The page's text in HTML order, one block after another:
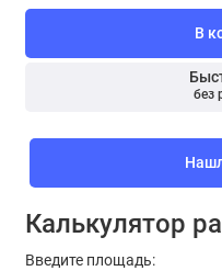
В
без
Калькулятор
Введите площадь: